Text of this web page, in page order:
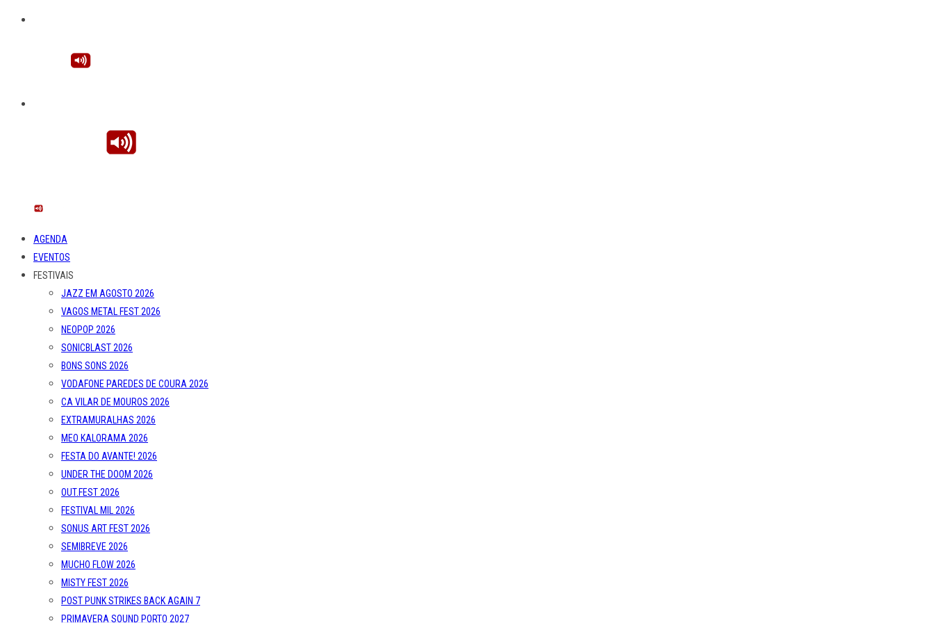
AGENDA
EVENTOS
FESTIVAIS
JAZZ EM AGOSTO 2026
VAGOS METAL FEST 2026
NEOPOP 2026
SONICBLAST 2026
BONS SONS 2026
VODAFONE PAREDES DE COURA 2026
CA VILAR DE MOUROS 2026
EXTRAMURALHAS 2026
MEO KALORAMA 2026
FESTA DO AVANTE! 2026
UNDER THE DOOM 2026
OUT.FEST 2026
FESTIVAL MIL 2026
SONUS ART FEST 2026
SEMIBREVE 2026
MUCHO FLOW 2026
MISTY FEST 2026
POST PUNK STRIKES BACK AGAIN 7
PRIMAVERA SOUND PORTO 2027